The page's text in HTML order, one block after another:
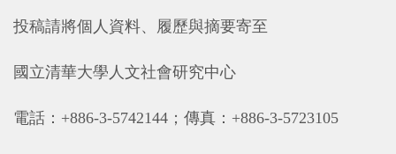
投稿請將個人資料、履歷與摘要寄至
國立清華大學人文社會研究中心
電話： +886-3-5742144 ；傳真： +886-3-5723105